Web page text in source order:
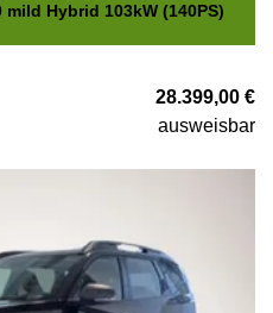
Hybrid 103kW (140PS)
28.399,00 €
ausweisbar